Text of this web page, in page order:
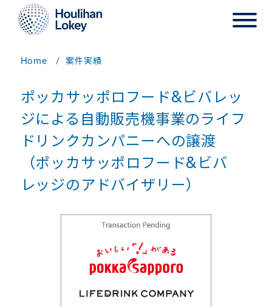
Home 案件実績
ポッカサッポロフード&ビバレッ
ジによる自動販売機事業のライフ
ドリンクカンパニーへの譲渡
（ポッカサッポロフード&ビバ
レッジのアドバイザリー）